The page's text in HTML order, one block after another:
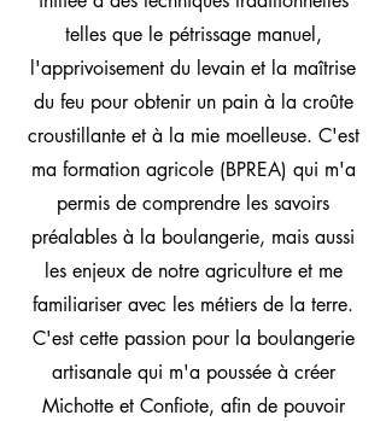
telles que le pétrissage manuel,
l'apprivoisement du levain et la maîtrise
du feu pour obtenir un pain à la croûte
croustillante et à la mie moelleuse. C'est
ma formation agricole (BPREA) qui m'a
permis de comprendre les savoirs
préalables à la boulangerie, mais aussi
les enjeux de notre agriculture et me
familiariser avec les métiers de la terre.
C'est cette passion pour la boulangerie
artisanale qui m'a poussée à créer
Michotte et Confiote, afin de pouvoir